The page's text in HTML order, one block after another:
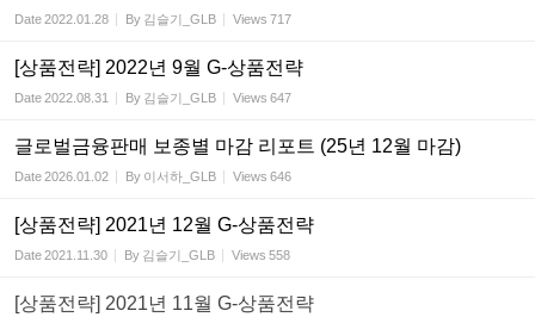
Date2022.01.28 By 김슬기_GLB Views 717
[상품전략] 2022년 9월 G-상품전략
Date2022.08.31 By 김슬기_GLB Views 647
글로벌금융판매 보종별 마감 리포트 (25년 12월 마감)
Date2026.01.02 By 이서하_GLB Views 646
[상품전략] 2021년 12월 G-상품전략
Date2021.11.30 By 김슬기_GLB Views 558
[상품전략] 2021년 11월 G-상품전략